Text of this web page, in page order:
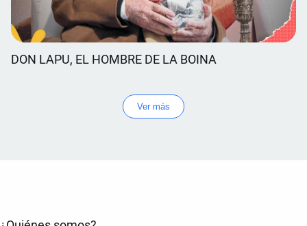
DON LAPU, EL HOMBRE DE LA BOINA
Ver más